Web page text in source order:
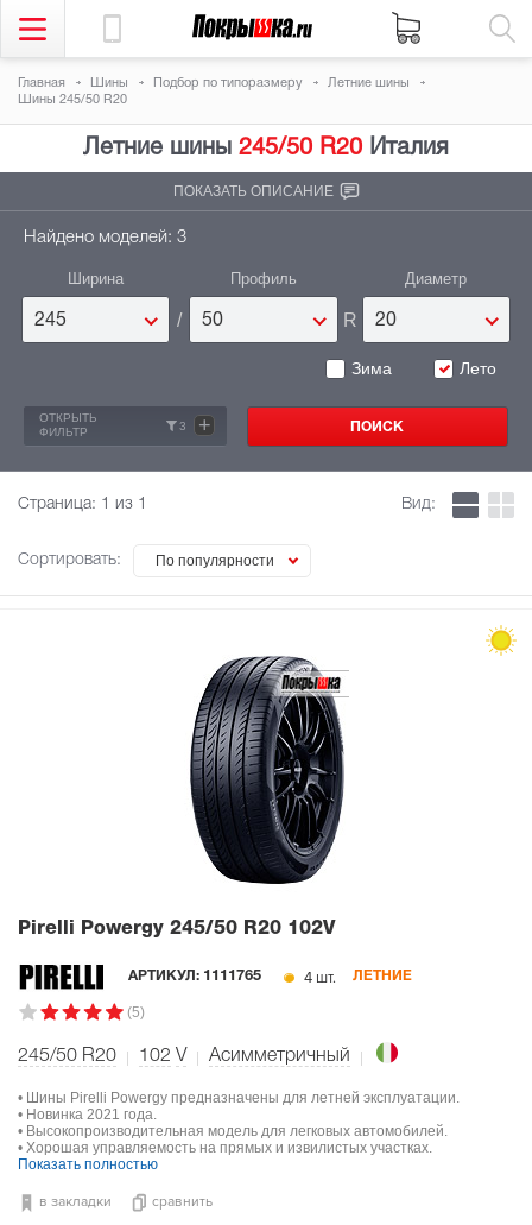
Главная Шины Подбор по типоразмеру
Летние шины
Шины 245/50 R20
Летние шины 245/50 R20 Италия
ПОКАЗАТЬ ОПИСАНИЕ
Найдено моделей: 3
Ширина
245 /
Профиль
50 R
Диаметр
20
Зима Лето
ОТКРЫТЬ
ФИЛЬТР
3 +
Страница: 1 из 1
Сортировать: По популярности
Вид:
Pirelli Powergy 245/50 R20 102V
АРТИКУЛ: 1111765 4 шт. ЛЕТНИЕ
(5)
245/50 R20 102 V Асимметричный
• Шины Pirelli Powergy предназначены для летней эксплуатации.
• Новинка 2021 года.
• Высокопроизводительная модель для легковых автомобилей.
• Хорошая управляемость на прямых и извилистых участках.
Показать полностью
в закладки сравнить